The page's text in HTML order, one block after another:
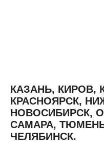
КАЗАНЬ, КИРОВ,
КРАСНОЯРСК,
НОВОСИБИРСК,
САМАРА,
ЧЕЛЯБИНСК.